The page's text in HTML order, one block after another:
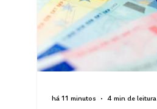
há 11 minutos 4 min de leitura